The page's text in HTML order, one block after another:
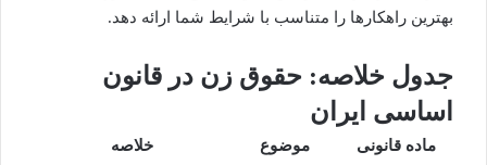
بهترین راهکارها را متناسب با شرایط شما ارائه دهد.
جدول خلاصه: حقوق زن در قانون
اساسی ایران
ماده قانونی موضوع خلاصه